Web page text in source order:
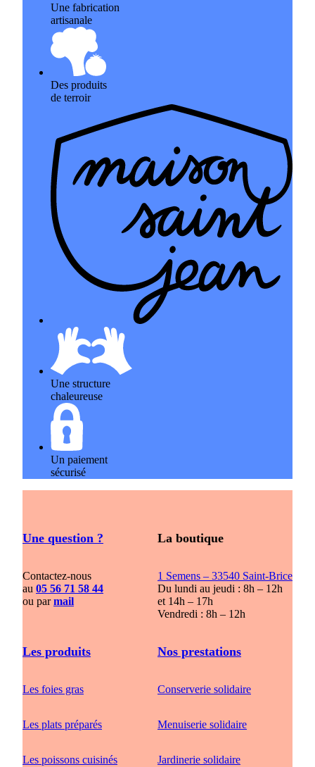
Une fabrication
artisanale
Des produits
de terroir
Une structure
chaleureuse
Un paiement
sécurisé
Une question ?
Contactez-nous
au 05 56 71 58 44
ou parmail
La boutique
1 Semens – 33540 Saint-Brice
Du lundi au jeudi : 8h – 12h
et 14h – 17h
Vendredi : 8h – 12h
Les produits
Les foies gras
Les plats préparés
Les poissons cuisinés
Nos prestations
Conserverie solidaire
Menuiserie solidaire
Jardinerie solidaire